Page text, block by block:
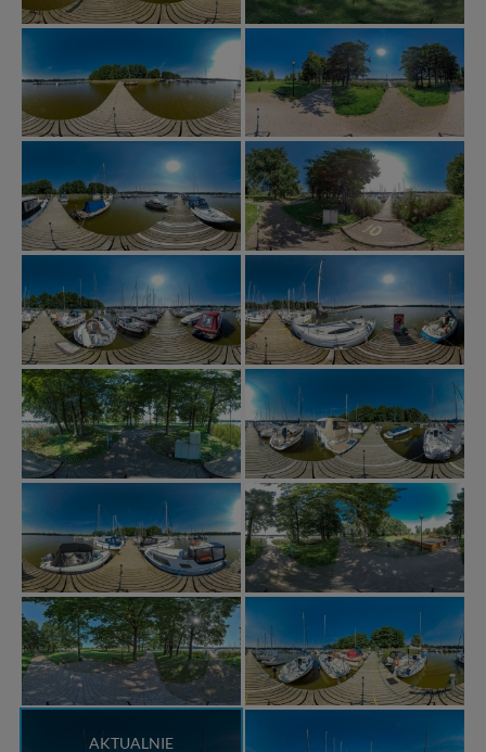
AKTUALNIE